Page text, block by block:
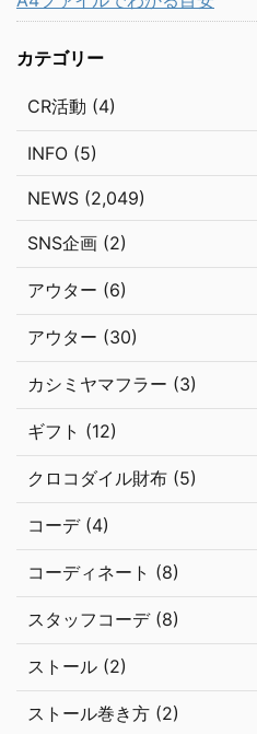
カテゴリー
CR活動 (4)
INFO (5)
NEWS (2,049)
SNS企画 (2)
アウター (6)
アウター (30)
カシミヤマフラー (3)
ギフト (12)
クロコダイル財布 (5)
コーデ (4)
コーディネート (8)
スタッフコーデ (8)
ストール (2)
ストール巻き方 (2)